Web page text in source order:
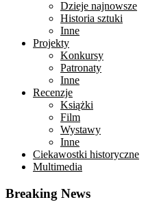
Dzieje najnowsze
Historia sztuki
Inne
Projekty
Konkursy
Patronaty
Inne
Recenzje
Książki
Film
Wystawy
Inne
Ciekawostki historyczne
Multimedia
Breaking News